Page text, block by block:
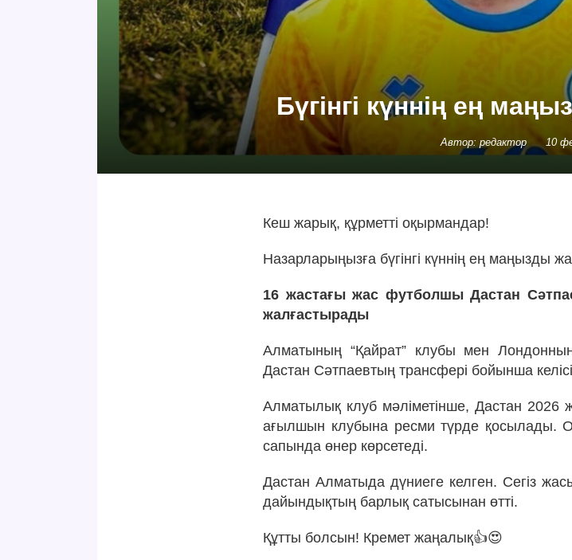
Бүгінгі күннің ең
Автор: редактор 10
Кеш жарық, құрметті оқырмандар!
Назарларыңызға бүгінгі күннің ең маңызды
16 жастағы жас футболшы Дастан
жалғастырады
Алматының “Қайрат” клубы мен
Дастан Сәтпаевтың трансфері бойынша
Алматылық клуб мәліметінше, Дастан 2026
ағылшын клубына ресми түрде қосылады.
сапында өнер көрсетеді.
Дастан Алматыда дүниеге келген. Сегіз
дайындықтың барлық сатысынан өтті.
Құтты болсын! Кремет жаңалық👍😍